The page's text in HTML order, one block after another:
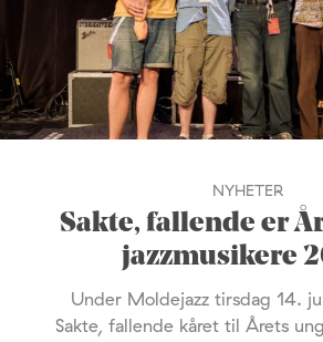
NYHETER
Sakte, fallende er
jazzmusikere
Under Moldejazz tirsdag 14.
Sakte, fallende kåret til Årets